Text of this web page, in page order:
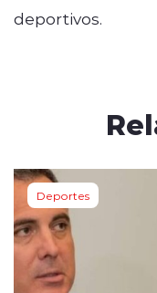
deportivos.
Deportes